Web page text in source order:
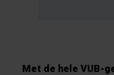
Met de hele VUB-